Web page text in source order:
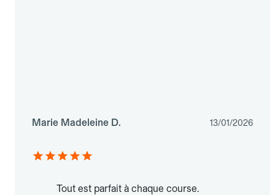
Marie Madeleine D. 13/01/2026
Tout est parfait à chaque course.